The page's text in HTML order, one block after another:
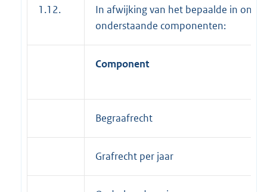
1.12.
In afwijking van het bepaalde in
onderstaande componenten:
Component
Begraafrecht
Grafrecht per jaar